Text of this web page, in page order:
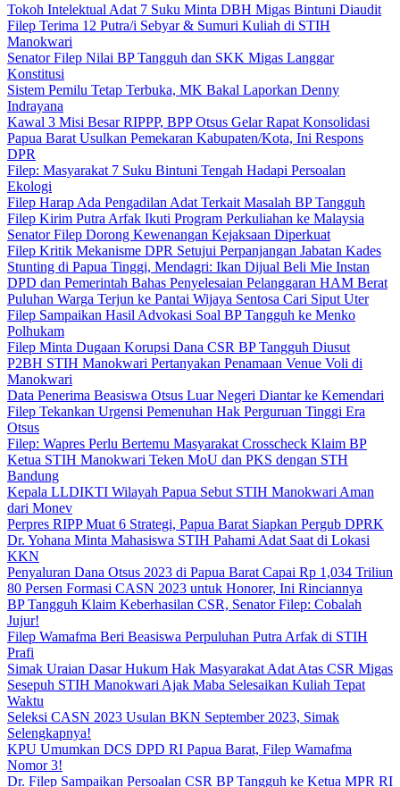
Tokoh Intelektual Adat 7 Suku Minta DBH Migas Bintuni Diaudit
Filep Terima 12 Putra/i Sebyar & Sumuri Kuliah di STIH
Manokwari
Senator Filep Nilai BP Tangguh dan SKK Migas Langgar
Konstitusi
Sistem Pemilu Tetap Terbuka, MK Bakal Laporkan Denny
Indrayana
Kawal 3 Misi Besar RIPPP, BPP Otsus Gelar Rapat Konsolidasi
Papua Barat Usulkan Pemekaran Kabupaten/Kota, Ini Respons
DPR
Filep: Masyarakat 7 Suku Bintuni Tengah Hadapi Persoalan
Ekologi
Filep Harap Ada Pengadilan Adat Terkait Masalah BP Tangguh
Filep Kirim Putra Arfak Ikuti Program Perkuliahan ke Malaysia
Senator Filep Dorong Kewenangan Kejaksaan Diperkuat
Filep Kritik Mekanisme DPR Setujui Perpanjangan Jabatan Kades
Stunting di Papua Tinggi, Mendagri: Ikan Dijual Beli Mie Instan
DPD dan Pemerintah Bahas Penyelesaian Pelanggaran HAM Berat
Puluhan Warga Terjun ke Pantai Wijaya Sentosa Cari Siput Uter
Filep Sampaikan Hasil Advokasi Soal BP Tangguh ke Menko
Polhukam
Filep Minta Dugaan Korupsi Dana CSR BP Tangguh Diusut
P2BH STIH Manokwari Pertanyakan Penamaan Venue Voli di
Manokwari
Data Penerima Beasiswa Otsus Luar Negeri Diantar ke Kemendari
Filep Tekankan Urgensi Pemenuhan Hak Perguruan Tinggi Era
Otsus
Filep: Wapres Perlu Bertemu Masyarakat Crosscheck Klaim BP
Ketua STIH Manokwari Teken MoU dan PKS dengan STH
Bandung
Kepala LLDIKTI Wilayah Papua Sebut STIH Manokwari Aman
dari Monev
Perpres RIPP Muat 6 Strategi, Papua Barat Siapkan Pergub DPRK
Dr. Yohana Minta Mahasiswa STIH Pahami Adat Saat di Lokasi
KKN
Penyaluran Dana Otsus 2023 di Papua Barat Capai Rp 1,034 Triliun
80 Persen Formasi CASN 2023 untuk Honorer, Ini Rinciannya
BP Tangguh Klaim Keberhasilan CSR, Senator Filep: Cobalah
Jujur!
Filep Wamafma Beri Beasiswa Perpuluhan Putra Arfak di STIH
Prafi
Simak Uraian Dasar Hukum Hak Masyarakat Adat Atas CSR Migas
Sesepuh STIH Manokwari Ajak Maba Selesaikan Kuliah Tepat
Waktu
Seleksi CASN 2023 Usulan BKN September 2023, Simak
Selengkapnya!
KPU Umumkan DCS DPD RI Papua Barat, Filep Wamafma
Nomor 3!
Dr. Filep Sampaikan Persoalan CSR BP Tangguh ke Ketua MPR RI